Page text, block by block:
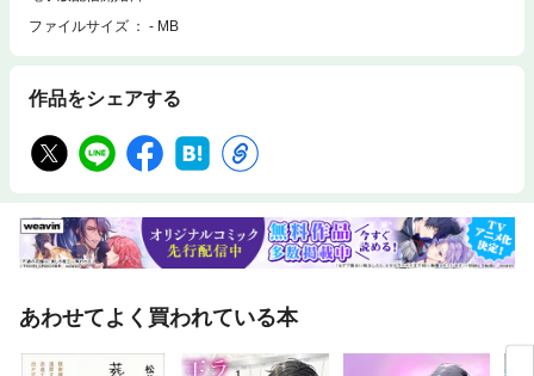
ファイルサイズ
- MB
作品をシェアする
あわせてよく買われている本